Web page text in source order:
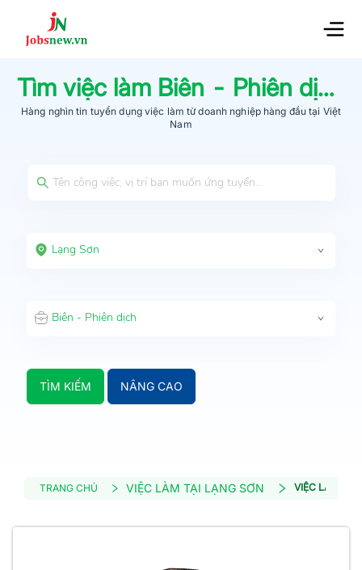
Tìm việc làm Biên - Phiên dịch
Hàng nghìn tin tuyển dụng việc làm từdoanh nghiệp hàng đầu tại Việt
Nam
Lạng Sơn
Biên - Phiên dịch
TÌM KIẾM NÂNG CAO
TRANG CHỦ VIỆC LÀM TẠI LẠNG SƠN VIỆC LÀM